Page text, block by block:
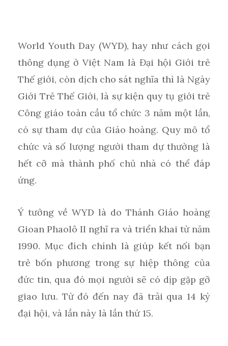
World Youth Day (WYD), hay như cách gọi
thông dụng ở Việt Nam là Đại hội Giới trẻ
Thế giới, còn dịch cho sát nghĩa thì là Ngày
Giới Trẻ Thế Giới, là sự kiện quy tụ giới trẻ
Công giáo toàn cầu tổ chức 3 năm một lần,
có sự tham dự của Giáo hoàng. Quy mô tổ
chức và số lượng người tham dự thường là
hết cỡ mà thành phố chủ nhà có thể đáp
ứng.
Ý tưởng về WYD là do Thánh Giáo hoàng
Gioan Phaolô II nghĩ ra và triển khai từ năm
1990. Mục đích chính là giúp kết nối bạn
trẻ bốn phương trong sự hiệp thông của
đức tin, qua đó mọi người sẽ có dịp gặp gỡ
giao lưu. Từ đó đến nay đã trải qua 14 kỳ
đại hội, và lần này là lần thứ 15.